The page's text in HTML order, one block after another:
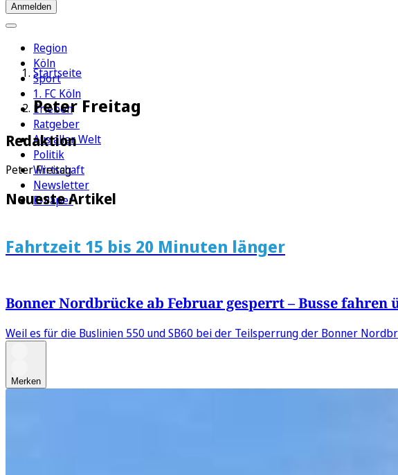
Anmelden
Region
Köln
Sport
1. FC Köln
Erleben
Ratgeber
Aus aller Welt
Politik
Wirtschaft
Newsletter
E-Paper
Startseite
Peter Freitag
Redaktion
Peter Freitag
Neueste Artikel
Fahrtzeit 15 bis 20 Minuten länger
Bonner Nordbrücke ab Februar gesperrt – Busse fahren
Weil es für die Buslinien 550 und SB60 bei der Teilsperrung der Bonner
Merken